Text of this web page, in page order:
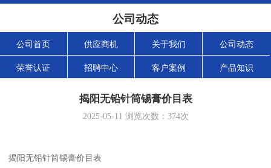
公司动态
公司首页 供应商机 关于我们 公司动态
荣誉认证 招聘中心 客户案例 产品知识
揭阳无铅针筒锡膏价目表
2025-05-11 浏览次数： 374次
揭阳无铅针筒锡膏价目表